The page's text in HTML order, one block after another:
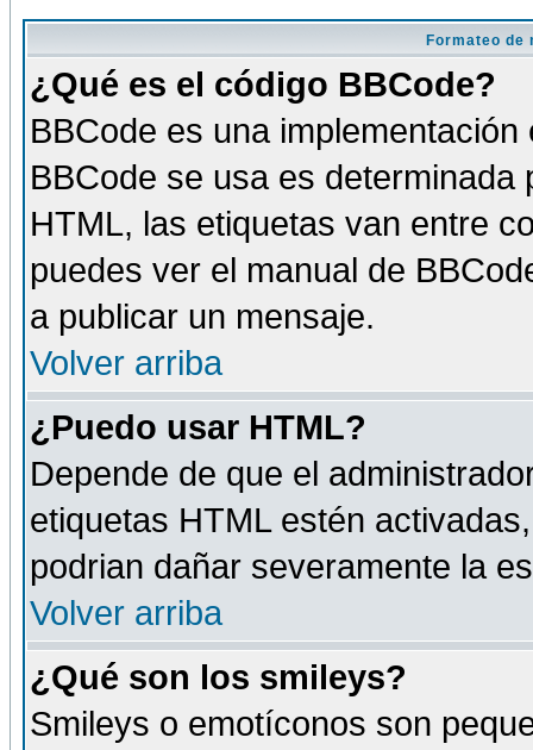
Formateo de
¿Qué es el código BBCode?
BBCode es una
BBCode se usa es
HTML, las etiquetas van entre
puedes ver el manual de
a publicar un mensaje.
Volver arriba
¿Puedo usar HTML?
Depende de que el
etiquetas HTML estén
podrian dañar severamente la
Volver arriba
¿Qué son los smileys?
Smileys o emotíconos son